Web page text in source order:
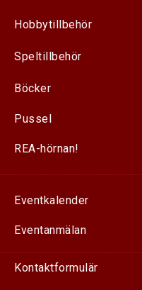
Hobbytillbehör
Speltillbehör
Böcker
Pussel
REA-hörnan!
Eventkalender
Eventanmälan
Kontaktformulär